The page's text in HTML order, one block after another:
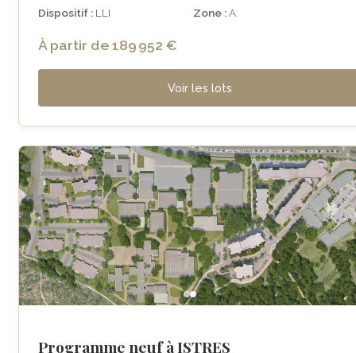
Dispositif : LLI Zone :A
À partir de 189 952 €
Voir les lots
Programme neuf à ISTRES